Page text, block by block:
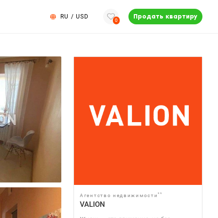
RU / USD
0
Продать квартиру
Агентство недвижимости **
VALION